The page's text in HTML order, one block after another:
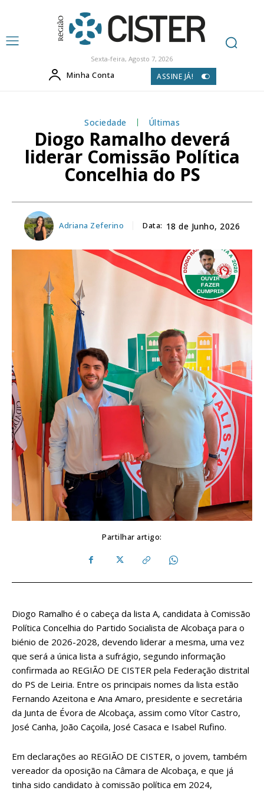
Sexta-feira, Agosto 7, 2026
Minha Conta ASSINE JÁ!
Sociedade Últimas
Diogo Ramalho deverá
liderar Comissão Política
Concelhia do PS
Adriana Zeferino Data: 18 de Junho, 2026
Partilhar artigo:
Diogo Ramalho é o cabeça da lista A, candidata à Comissão
Política Concelhia do Partido Socialista de Alcobaça para o
biénio de 2026-2028, devendo liderar a mesma, uma vez
que será a única lista a sufrágio, segundo informação
confirmada ao REGIÃO DE CISTER pela Federação distrital
do PS de Leiria. Entre os principais nomes da lista estão
Fernando Azeitona e Ana Amaro, presidente e secretária
da Junta de Évora de Alcobaça, assim como Vítor Castro,
José Canha, João Caçoila, José Casaca e Isabel Rufino.
Em declarações ao REGIÃO DE CISTER, o jovem, também
vereador da oposição na Câmara de Alcobaça, e que já
tinha sido candidato à comissão política em 2024,